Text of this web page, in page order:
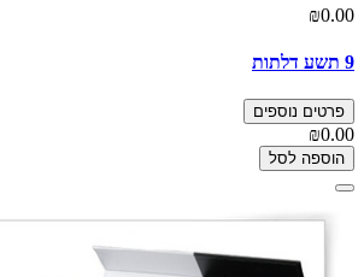
₪0.00
9 תשע דלתות
פרטים נוספים
₪0.00
הוספה לסל